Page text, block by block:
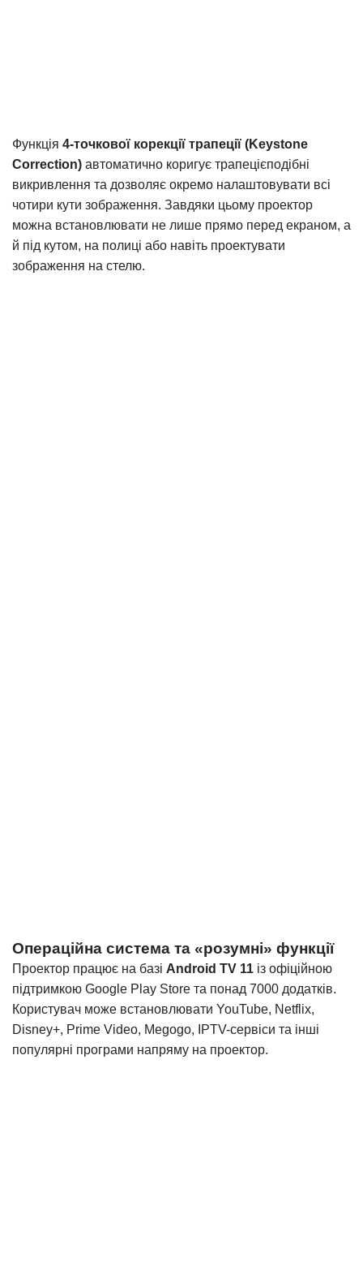
Функція 4-точкової корекції трапеції (Keystone
Correction) автоматично коригує трапецієподібні
викривлення та дозволяє окремо налаштовувати всі
чотири кути зображення. Завдяки цьому проектор
можна встановлювати не лише прямо перед екраном, а
й під кутом, на полиці або навіть проектувати
зображення на стелю.
Операційна система та «розумні» функції
Проектор працює на базі Android TV 11 із офіційною
підтримкою Google Play Store та понад 7000 додатків.
Користувач може встановлювати YouTube, Netflix,
Disney+, Prime Video, Megogo, IPTV-сервіси та інші
популярні програми напряму на проектор.